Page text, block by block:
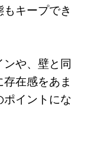
キープでき
や、壁と同
在感をあま
ポイントにな